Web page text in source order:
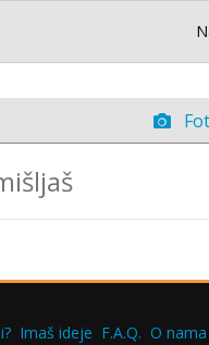
Imaš ideje F.A.Q. O nama